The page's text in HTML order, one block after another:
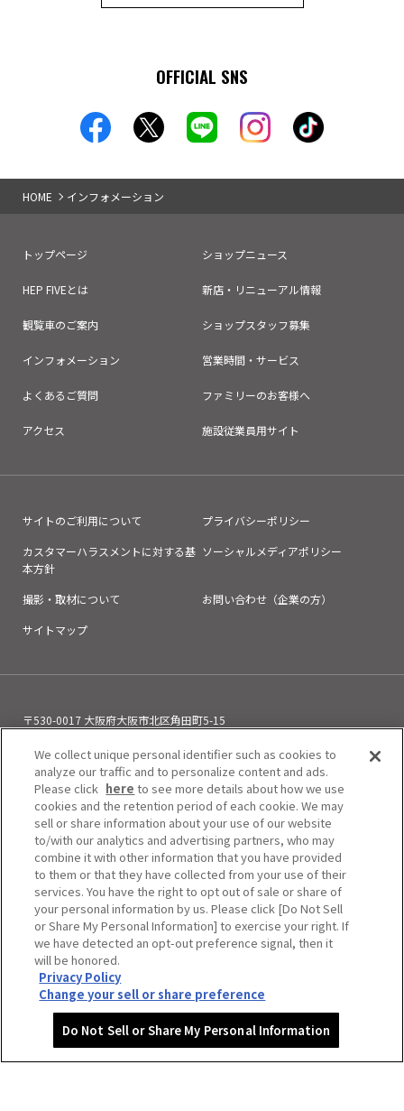
OFFICIAL SNS
HOME インフォメーション
トップページ ショップニュース
HEP FIVEとは 新店・リニューアル情報
観覧車のご案内 ショップスタッフ募集
インフォメーション 営業時間・サービス
よくあるご質問 ファミリーのお客様へ
アクセス 施設従業員用サイト
サイトのご利用について
プライバシーポリシー
カスタマーハラスメントに対する基
本方針
ソーシャルメディアポリシー
撮影・取材について
お問い合わせ（企業の方）
サイトマップ
〒530-0017 大阪府大阪市北区角田町5-15
06-6313-0501（11:00～21:00）
Do Not Sell or Share My Personal Information
Copyright © HEP FIVE. All Rights Reserved.
We collect unique personal identifier such as cookies to
analyze our traffic and to personalize content and ads.
Please click here to see more details about how we use
cookies and the retention period of each cookie. We may
sell or share information about your use of our website
to/with our analytics and advertising partners, who may
combine it with other information that you have provided
to them or that they have collected from your use of their
services. You have the right to opt out of sale or share of
your personal information by us. Please click [Do Not Sell
or Share My Personal Information] to exercise your right. If
we have detected an opt-out preference signal, then it
will be honored.
Privacy Policy
Change your sell or share preference
Do Not Sell or Share My Personal Information